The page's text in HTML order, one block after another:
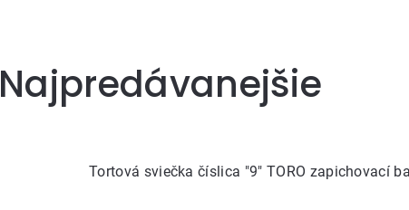
Najpredávanejšie
Tortová sviečka číslica "9" TORO zapichovací